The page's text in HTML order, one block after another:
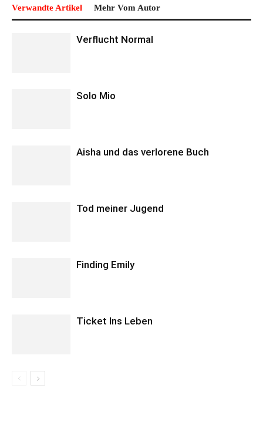
Verwandte Artikel Mehr Vom Autor
Verflucht Normal
Solo Mio
Aisha und das verlorene Buch
Tod meiner Jugend
Finding Emily
Ticket Ins Leben